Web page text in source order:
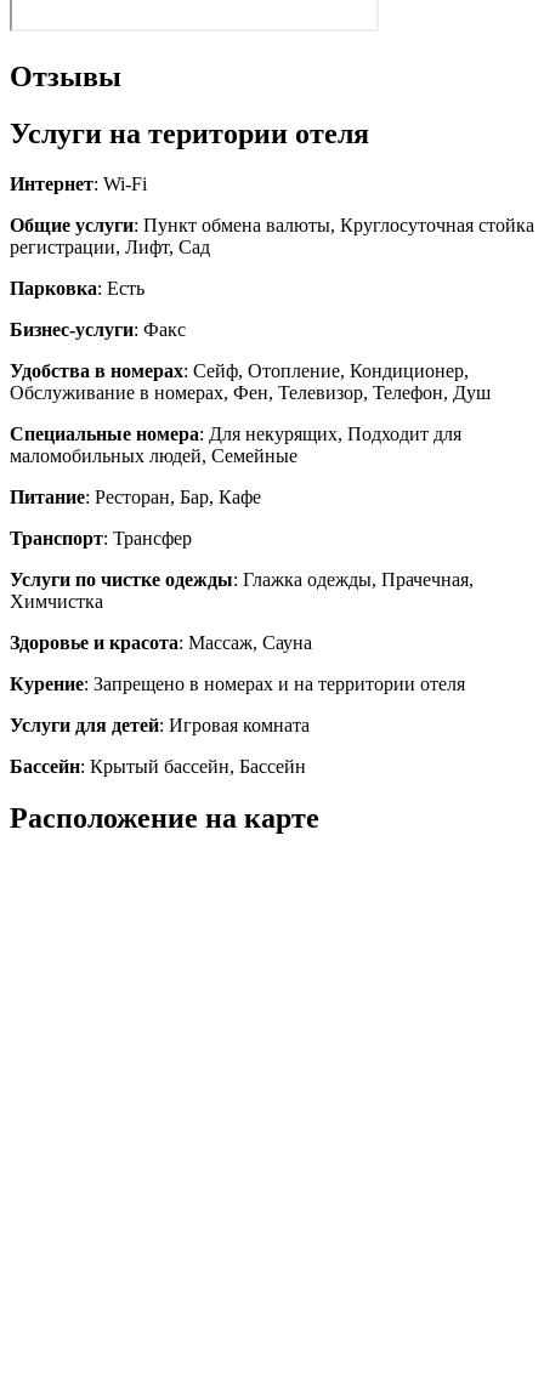
Отзывы
Услуги на територии отеля
Интернет: Wi-Fi
Общие услуги: Пункт обмена валюты, Круглосуточная стойка
регистрации, Лифт, Сад
Парковка: Есть
Бизнес-услуги: Факс
Удобства в номерах: Сейф, Отопление, Кондиционер,
Обслуживание в номерах, Фен, Телевизор, Телефон, Душ
Специальные номера: Для некурящих, Подходит для
маломобильных людей, Семейные
Питание: Ресторан, Бар, Кафе
Транспорт: Трансфер
Услуги по чистке одежды: Глажка одежды, Прачечная,
Химчистка
Здоровье и красота: Массаж, Сауна
Курение: Запрещено в номерах и на территории отеля
Услуги для детей: Игровая комната
Бассейн: Крытый бассейн, Бассейн
Расположение на карте